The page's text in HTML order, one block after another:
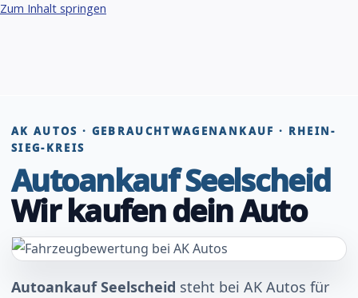
Zum Inhalt springen
AK AUTOS · GEBRAUCHTWAGENANKAUF · RHEIN-
SIEG-KREIS
Autoankauf Seelscheid
Wir kaufen dein Auto
Autoankauf Seelscheid steht bei AK Autos für